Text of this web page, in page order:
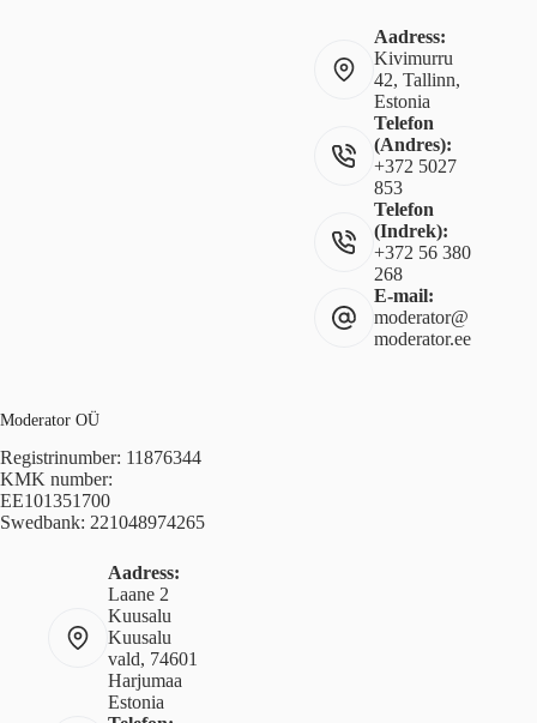
Aadress:
Kivimurru
42, Tallinn,
Estonia
Telefon
(Andres):
+372 5027
853
Telefon
(Indrek):
+372 56 380
268
E-mail:
moderator@
moderator.ee
Moderator OÜ
Registrinumber: 11876344
KMK number:
EE101351700
Swedbank: 221048974265
Aadress:
Laane 2
Kuusalu
Kuusalu
vald, 74601
Harjumaa
Estonia